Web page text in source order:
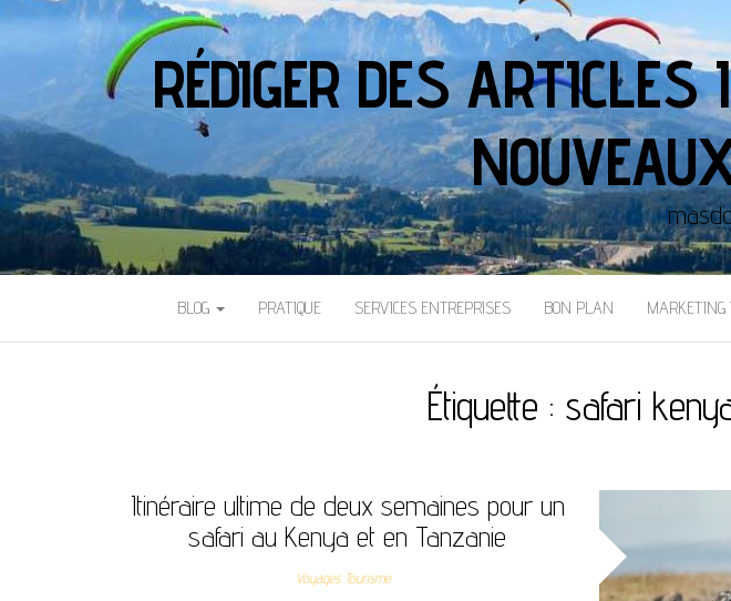
RÉDIGER DES
BLOG PRATIQUE SERVICES ENTREPRISES BON PLAN MARKETING
Étiquette : safari
Itinéraire ultime de deux semaines pour un
safari au Kenya et en Tanzanie
Voyages Tourisme